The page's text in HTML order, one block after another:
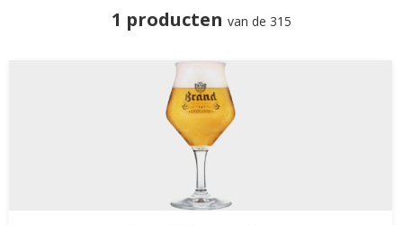
1 producten van de 315